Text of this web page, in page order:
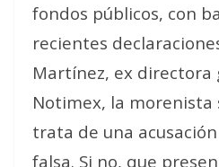
fondos públicos, con
recientes
Martínez, ex directora
Notimex, la morenista
trata de una
falsa. Si no, que